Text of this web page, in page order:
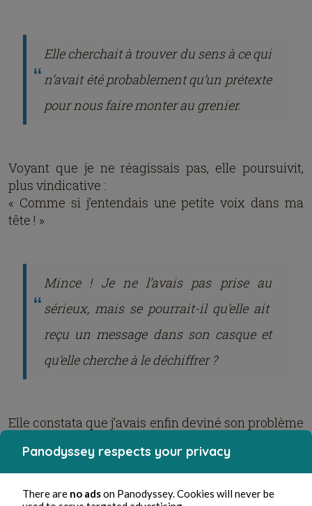
Elle cherchait à trouver du sens à ce qui
n’avait été probablement qu’un prétexte
pour nous faire monter au grenier.
Voyant que je ne réagissais pas, elle poursuivit,
plus vindicative :
« Comme si j’entendais une petite voix dans ma
tête ! »
Mince ! Je ne l’avais pas prise au
sérieux, mais se pourrait-il qu’elle ait
reçu un message dans son casque et
qu’elle cherche à le déchiffrer ?
Elle constata que j’avais enfin deviné son problème
« Seulement je n’ai pas le don d’illumination
moi ! »
Un peu pour plaisanter je lui répondis :
Panodyssey respects your privacy
There are no adson Panodyssey. Cookies will never be